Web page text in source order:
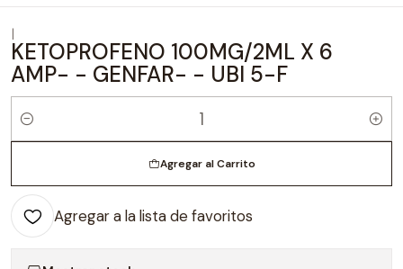
KETOPROFENO 100MG/2ML X 6
AMP- - GENFAR- - UBI 5-F
Cantidad
Agregar al Carrito
Agregar a la lista de favoritos